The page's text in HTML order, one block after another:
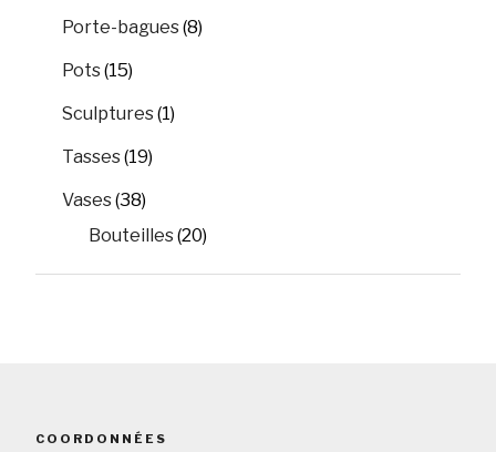
Porte-bagues(8)
Pots(15)
Sculptures(1)
Tasses(19)
Vases(38)
Bouteilles(20)
COORDONNÉES